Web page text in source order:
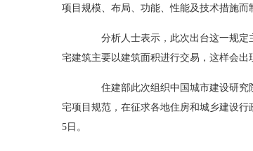
项目规模、布局、功能、性能及技术措施而
分析人士表示，此次出台这一规定
宅建筑主要以建筑面积进行交易，这样会出
住建部此次组织中国城市建设研究
宅项目规范，在征求各地住房和城乡建设
5日。